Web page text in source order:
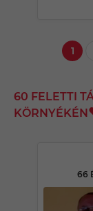
1
60 FELETTI
KÖRNYÉKÉN
66